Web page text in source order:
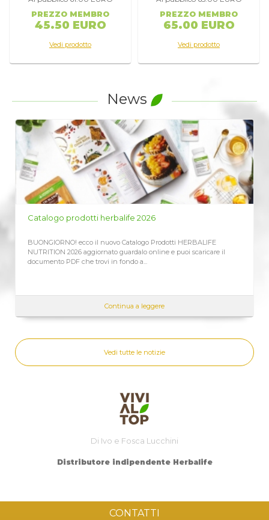
PREZZO MEMBRO
45.50 EURO
Vedi prodotto
PREZZO MEMBRO
65.00 EURO
Vedi prodotto
News
HERBALIFE
e puoi scaricare il
LISTINO PREZZI HERBALIFE 2026
Richiedi qui il Listino Prezzi Herbalife 2026, prezzi
vendita al cliente CLICCA QUI ricevi
aggiornato Assieme...
Vedi tutte le notizie
Di Ivo e Fosca Lucchini
Distributore indipendente Herbalife
CONTATTI